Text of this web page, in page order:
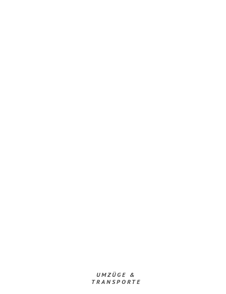
UMZÜGE &
TRANSPORTE